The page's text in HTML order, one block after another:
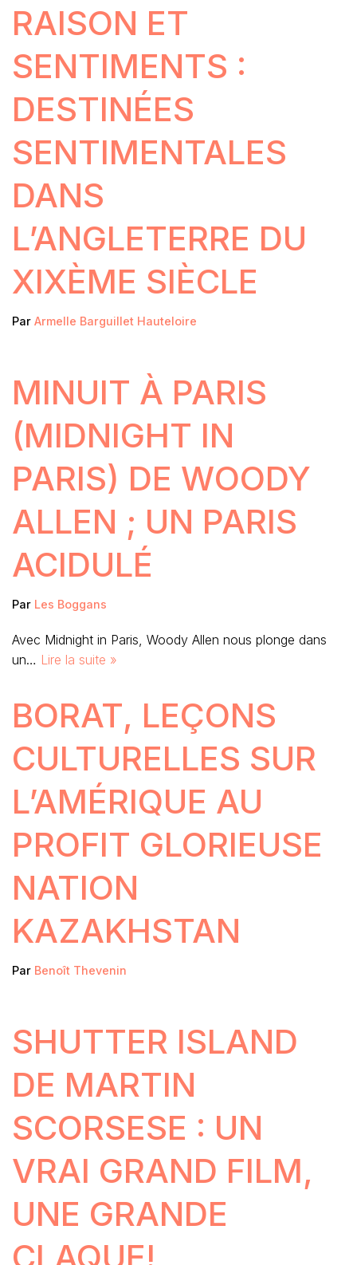
RAISON ET
SENTIMENTS :
DESTINÉES
SENTIMENTALES
DANS
L’ANGLETERRE DU
XIXÈME SIÈCLE
Par Armelle Barguillet Hauteloire
MINUIT À PARIS
(MIDNIGHT IN
PARIS) DE WOODY
ALLEN ; UN PARIS
ACIDULÉ
Par Les Boggans
Avec Midnight in Paris, Woody Allen nous plonge dans
un… Lire la suite »
BORAT, LEÇONS
CULTURELLES SUR
L’AMÉRIQUE AU
PROFIT GLORIEUSE
NATION
KAZAKHSTAN
Par Benoît Thevenin
SHUTTER ISLAND
DE MARTIN
SCORSESE : UN
VRAI GRAND FILM,
UNE GRANDE
CLAQUE!